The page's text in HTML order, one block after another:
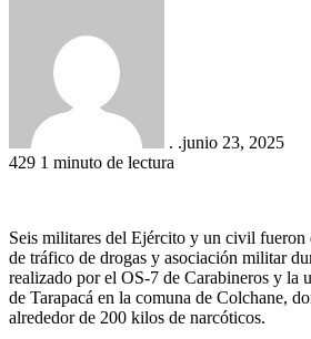
. .junio 23, 2025
429 1 minuto de lectura
Seis militares del Ejército y un civil fueron
de tráfico de drogas y asociación militar
realizado por el OS-7 de Carabineros y la
de Tarapacá en la comuna de Colchane,
alrededor de 200 kilos de narcóticos.